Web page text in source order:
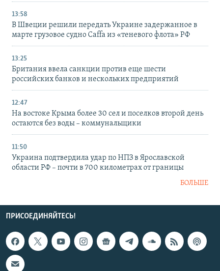
13:58
В Швеции решили передать Украине задержанное в
марте грузовое судно Caffa из «теневого флота» РФ
13:25
Британия ввела санкции против еще шести
российских банков и нескольких предприятий
12:47
На востоке Крыма более 30 сел и поселков второй день
остаются без воды – коммунальщики
11:50
Украина подтвердила удар по НПЗ в Ярославской
области РФ – почти в 700 километрах от границы
БОЛЬШЕ
ПРИСОЕДИНЯЙТЕСЬ!